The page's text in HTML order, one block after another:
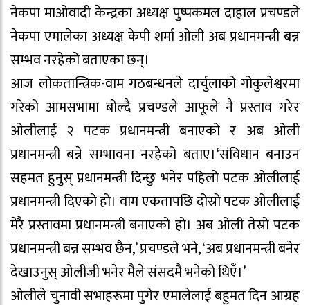
नेकपा माओवादी केन्द्रका अध्यक्ष पुष्पकमल दाहाल प्रचण्डले
नेकपा एमालेका अध्यक्ष केपी शर्मा ओली अब प्रधानमन्त्री बन्न
सम्भव नरहेको बताएका छन्।
आज लोकतान्त्रिक-वाम गठबन्धनले दार्चुलाको गोकुलेश्वरमा
गरेको आमसभामा बोल्दै प्रचण्डले आफूले नै प्रस्ताव गरेर
ओलीलाई २ पटक प्रधानमन्त्री बनाएको र अब ओली
प्रधानमन्त्री बन्ने सम्भावना नरहेको बताए।‘संविधान बनाउन
सहमत हुनुस् प्रधानमन्त्री दिन्छु भनेर पहिलो पटक ओलीलाई
प्रधानमन्त्री दिएको हो। वाम एकतापछि दोस्रो पटक ओलीलाई
मेरै प्रस्तावमा प्रधानमन्त्री बनाएको हो। अब ओली तेस्रो पटक
प्रधानमन्त्री बन्न सम्भव छैन,’ प्रचण्डले भने, ‘अब प्रधानमन्त्री बनेर
देखाउनुस् ओलीजी भनेर मैले संसदमै भनेको थिएँ।’
ओलीले चुनावी सभाहरूमा पुगेर एमालेलाई बहुमत दिन आग्रह